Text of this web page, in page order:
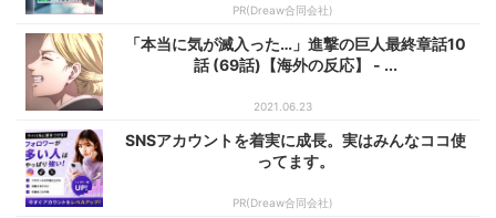
PR(Dreaw合同会社)
「本当に気が滅入った…」進撃の巨人最終章話10
話 (69話)【海外の反応】 - ...
2021.06.23
SNSアカウントを着実に成長。実はみんなココ使
ってます。
PR(Dreaw合同会社)